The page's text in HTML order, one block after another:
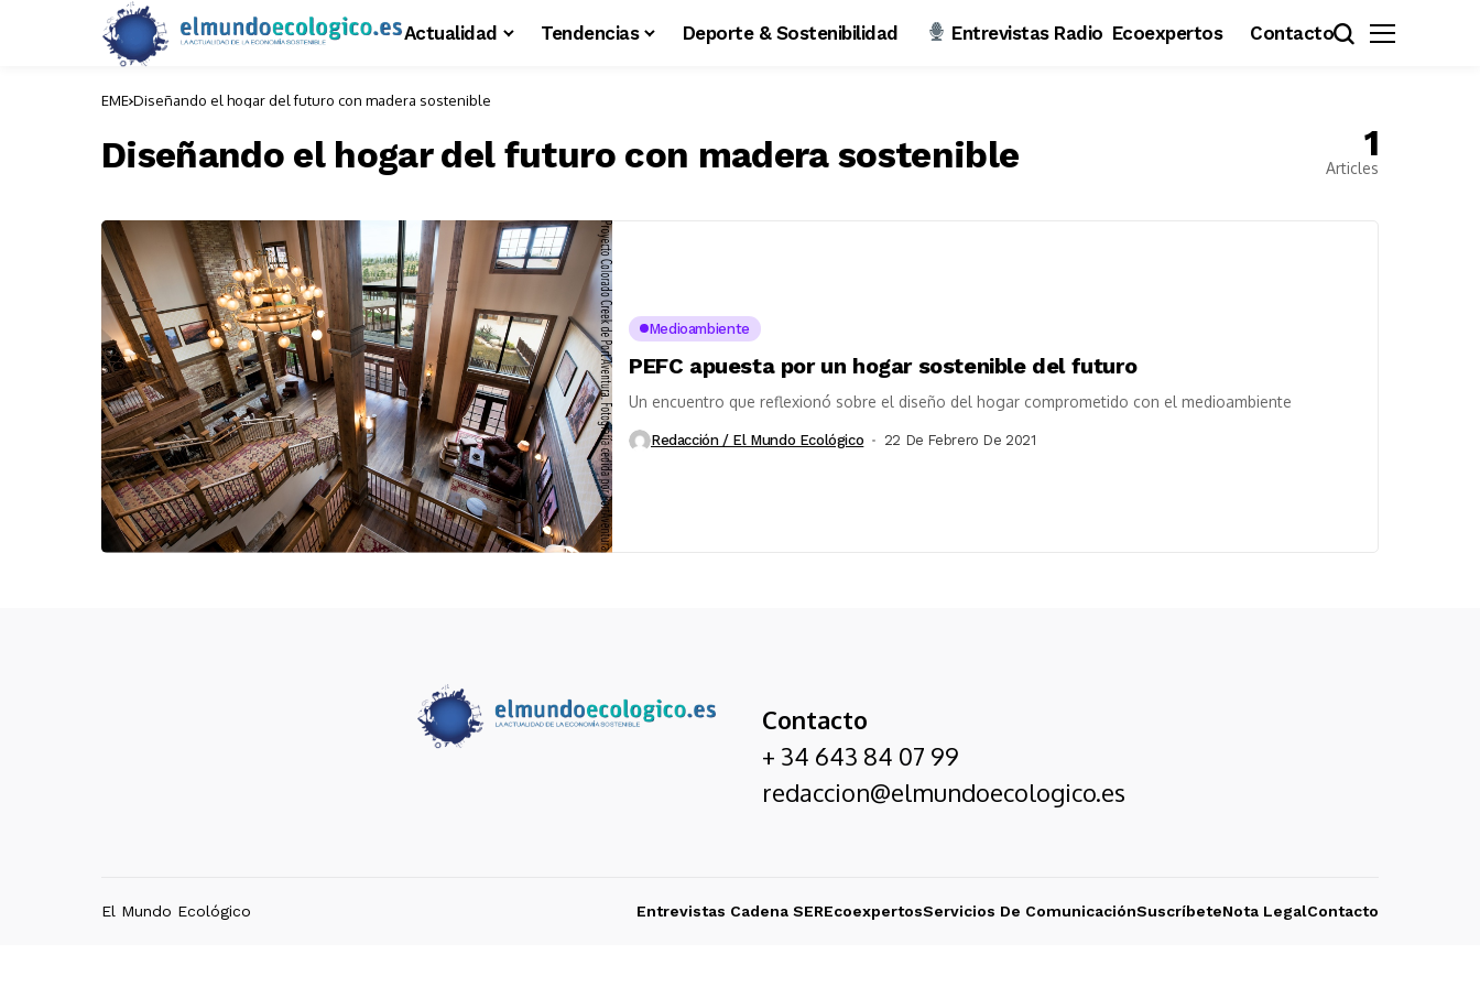
Actualidad Tendencias Deporte & Sostenibilidad Entrevistas Radio Ecoexpertos Contacto
EME Diseñando el hogar del futuro con madera sostenible
Diseñando el hogar del futuro con madera sostenible 1
Articles
Medioambiente
PEFC apuesta por un hogar sostenible del futuro
Un encuentro que reflexionó sobre el diseño del hogar comprometido con el medioambiente
Redacción / El Mundo Ecológico 22 De Febrero De 2021
Contacto
+ 34 643 84 07 99
redaccion@elmundoecologico.es
El Mundo Ecológico Entrevistas Cadena SEREcoexpertosServicios De ComunicaciónSuscríbeteNota LegalContacto